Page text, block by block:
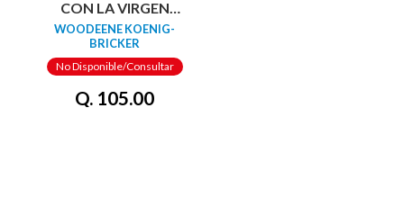
CON LA VIRGEN
MARIA
WOODEENE KOENIG-
BRICKER
No Disponible/Consultar
Q. 105.00